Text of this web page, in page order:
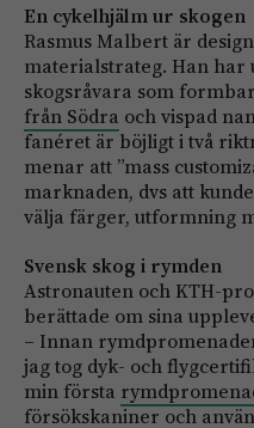
En cykelhjälm ur skogen
Rasmus Malbert är
materialstrateg. Han har
skogsråvara som
från Södra och vispad
fanéret är böjligt i två
menar att ”mass
marknaden, dvs att
välja färger, utformning
Svensk skog i rymden
Astronauten och KTH-
berättade om sina
– Innan
jag tog dyk- och
min första
försökskaniner och